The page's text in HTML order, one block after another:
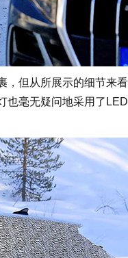
但从所展示的细节来
也毫无疑问地采用了